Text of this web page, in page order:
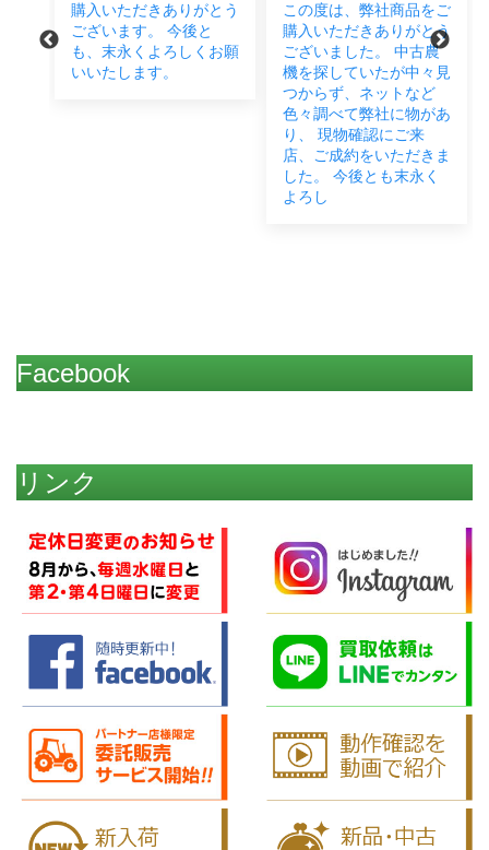
購入いただきありがとう
ございます。 今後と
も、末永くよろしくお願
いいたします。
この度は、弊社商品をご
購入いただきありがとう
ございました。 中古農
機を探していたが中々見
つからず、ネットなど
色々調べて弊社に物があ
り、 現物確認にご来
店、ご成約をいただきま
した。 今後とも末永く
よろし
Facebook
リンク